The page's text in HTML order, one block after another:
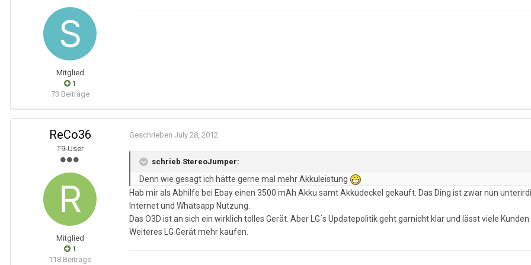
Mitglied
1
73 Beiträge
ReCo36
T9-User
Mitglied
1
118 Beiträge
Geschrieben July 28, 2012
schrieb StereoJumper:
Denn wie gesagt ich hätte gerne mal mehr Akkuleistung
Hab mir als Abhilfe bei Ebay einen 3500 mAh Akku samt Akkudeckel gekauft. Das Ding ist zwar nun
Internet und Whatsapp Nutzung.
Das O3D ist an sich ein wirklich tolles Gerät. Aber LG´s Updatepolitik geht garnicht klar und lässt viele
Weiteres LG Gerät mehr kaufen.